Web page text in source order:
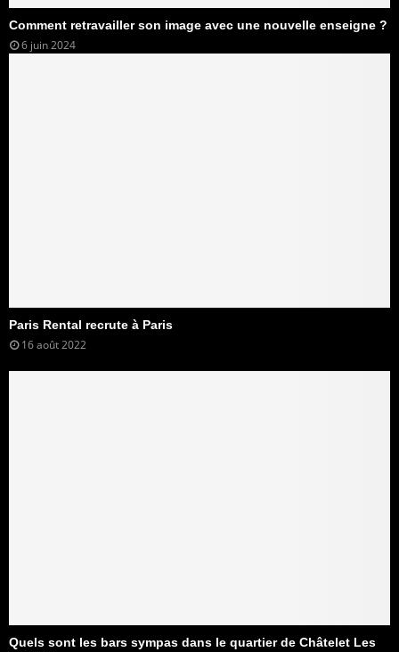
Comment retravailler son image avec une nouvelle enseigne ?
6 juin 2024
Paris Rental recrute à Paris
16 août 2022
Quels sont les bars sympas dans le quartier de Châtelet Les